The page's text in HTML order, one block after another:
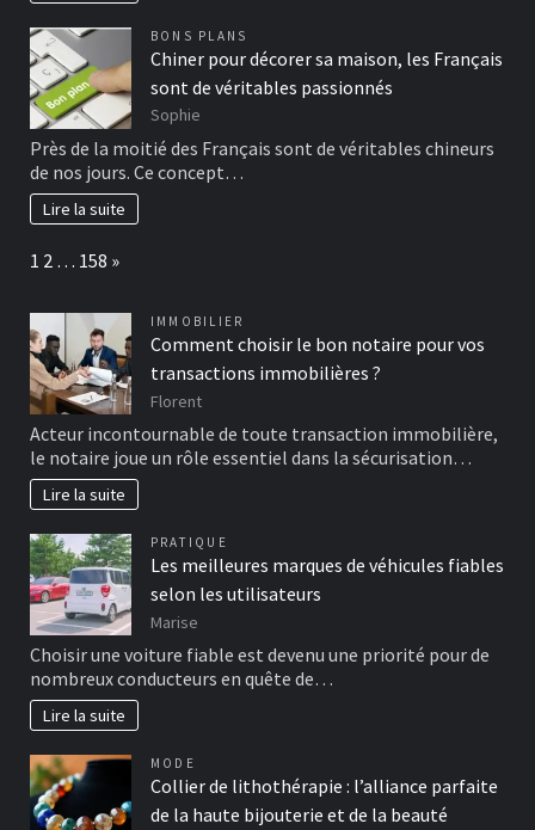
BONS PLANS
Chiner pour décorer sa maison, les Français
sont de véritables passionnés
Sophie
Près de la moitié des Français sont de véritables chineurs
de nos jours. Ce concept…
Lire la suite
Page:
1 2 … 158 Next
»
IMMOBILIER
Comment choisir le bon notaire pour vos
transactions immobilières ?
Florent
Acteur incontournable de toute transaction immobilière,
le notaire joue un rôle essentiel dans la sécurisation…
Lire la suite
PRATIQUE
Les meilleures marques de véhicules fiables
selon les utilisateurs
Marise
Choisir une voiture fiable est devenu une priorité pour de
nombreux conducteurs en quête de…
Lire la suite
MODE
Collier de lithothérapie : l’alliance parfaite
de la haute bijouterie et de la beauté